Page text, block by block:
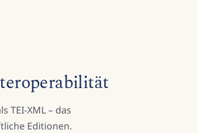
TEI-XML – das
Editionen.